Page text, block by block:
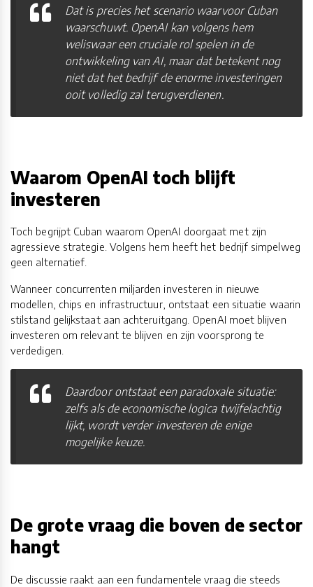
Dat is precies het scenario waarvoor Cuban
waarschuwt. OpenAI kan volgens hem
weliswaar een cruciale rol spelen in de
ontwikkeling van AI, maar dat betekent nog
niet dat het bedrijf de enorme investeringen
ooit volledig zal terugverdienen.
Waarom OpenAI toch blijft
investeren
Toch begrijpt Cuban waarom OpenAI doorgaat met zijn
agressieve strategie. Volgens hem heeft het bedrijf simpelweg
geen alternatief.
Wanneer concurrenten miljarden investeren in nieuwe
modellen, chips en infrastructuur, ontstaat een situatie waarin
stilstand gelijkstaat aan achteruitgang. OpenAI moet blijven
investeren om relevant te blijven en zijn voorsprong te
verdedigen.
Daardoor ontstaat een paradoxale situatie:
zelfs als de economische logica twijfelachtig
lijkt, wordt verder investeren de enige
mogelijke keuze.
De grote vraag die boven de sector
hangt
De discussie raakt aan een fundamentele vraag die steeds